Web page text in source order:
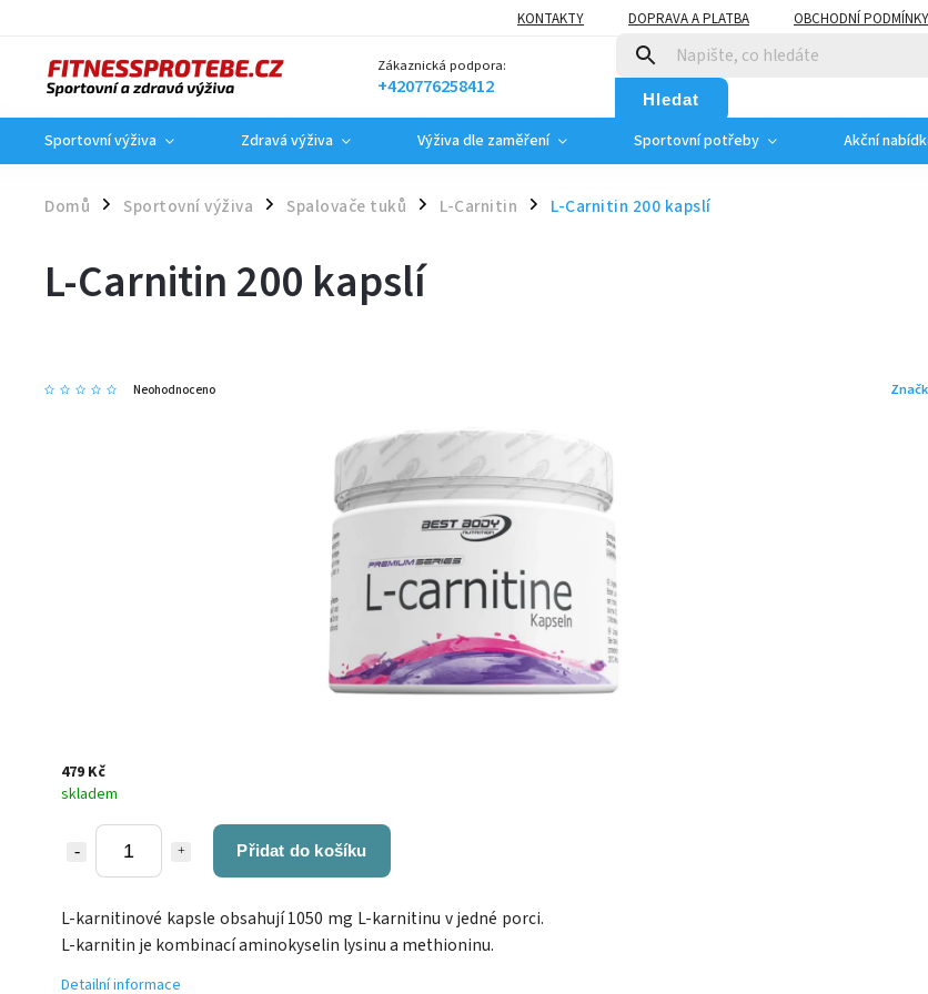
KONTAKTY DOPRAVA A PLATBA OBCHODNÍ PODMÍNKY
Zákaznická podpora:
+420776258412 Hledat
Sportovní výživa Zdravá výživa Výživa dle zaměření Sportovní potřeby Akční
Domů / Sportovní výživa / Spalovače tuků / L-Carnitin / L-Carnitin 200 kapslí
L-Carnitin 200 kapslí
Neohodnoceno
479 Kč
skladem
Přidat do košíku
L-karnitinové kapsle obsahují 1050 mg L-karnitinu v jedné porci.
L-karnitin je kombinací aminokyselin lysinu a methioninu.
Detailní informace